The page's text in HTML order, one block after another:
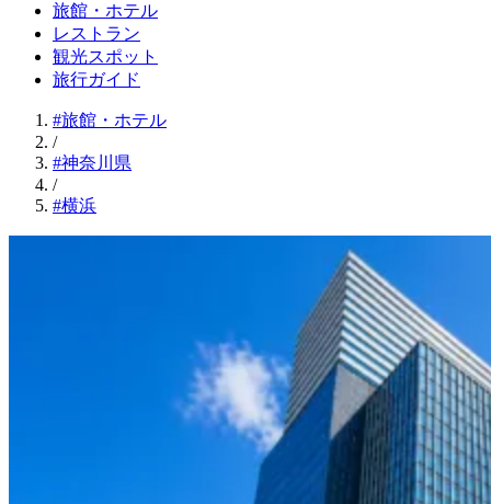
旅館・ホテル
レストラン
観光スポット
旅行ガイド
#旅館・ホテル
/
#神奈川県
/
#横浜